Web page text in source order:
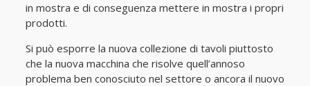
in mostra e di conseguenza mettere in mostra i propri
prodotti.
Si può esporre la nuova collezione di tavoli piuttosto
che la nuova macchina che risolve quell’annoso
problema ben conosciuto nel settore o ancora il nuovo